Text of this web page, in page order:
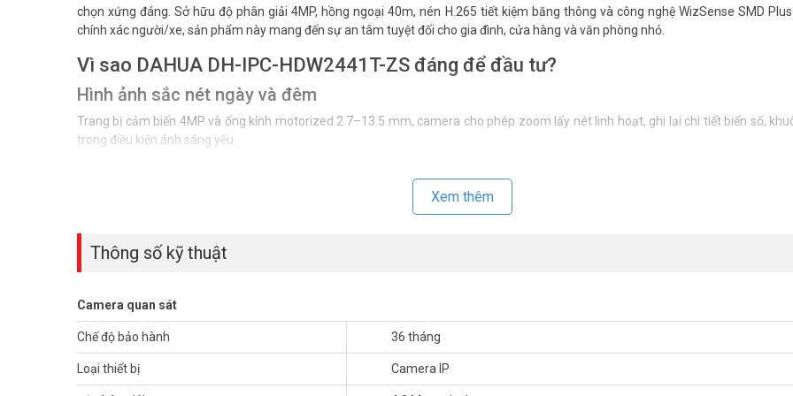
chọn xứng đáng. Sở hữu độ phân giải 4MP, hồng ngoại 40m, nén H.265 tiết kiệm băng thông và công nghệ WizSense SMD
chính xác người/xe, sản phẩm này mang đến sự an tâm tuyệt đối cho gia đình, cửa hàng và văn phòng nhỏ.
Vì sao DAHUA DH-IPC-HDW2441T-ZS đáng để đầu tư?
Hình ảnh sắc nét ngày và đêm
Trang bị cảm biến 4MP và ống kính motorized 2.7–13.5 mm, camera cho phép zoom lấy nét linh hoạt, ghi lại chi tiết biển số,
trong điều kiện ánh sáng yếu.
Công nghệ WizSense SMD Plus và tính năng Perimeter Protection giúp nhận diện chính xác người hoặc phương tiện, bỏ qua các
Tiết kiệm băng thông & lưu trữ
nhiều kênh ở văn phòng hoặc cửa hàng nhỏ.
Lắp đặt nhanh, quản lý dễ
Hỗ trợ PoE (Power over Ethernet) giúp truyền dữ liệu và nguồn điện qua một sợi cáp mạng, giảm thời gian triển khai và hạn chế rối
Xem thêm
Thông số kỹ thuật
Camera quan sát
Chế độ bảo hành 36 tháng
Loại thiết bị Camera IP